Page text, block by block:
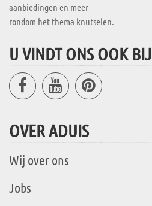
aanbiedingen en meer
rondom het thema knutselen.
U VINDT ONS OOK BIJ
OVER ADUIS
Wij over ons
Jobs